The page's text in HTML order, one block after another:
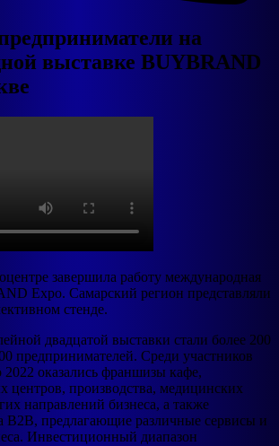
на
выставке BUYBRAND
завершила работу международная
Expo. Самарский регион представляли
стенде.
двадцатой выставки стали более 200
предпринимателей. Среди участников
оказались франшизы кафе,
центров, производства, медицинских
направлений бизнеса, а также
B2B, предлагающие различные сервисы и
Инвестиционный диапазон